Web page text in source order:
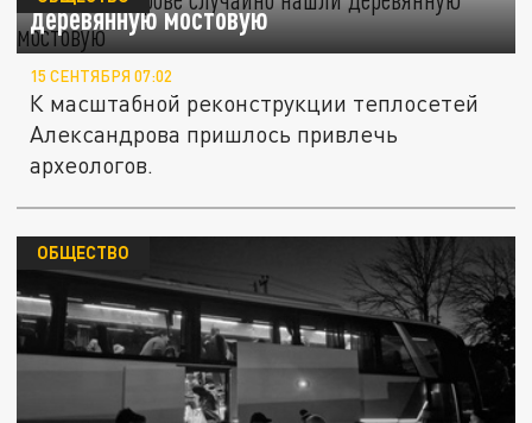
деревянную мостовую
15 СЕНТЯБРЯ 07:02
К масштабной реконструкции теплосетей
Александрова пришлось привлечь
археологов.
ОБЩЕСТВО